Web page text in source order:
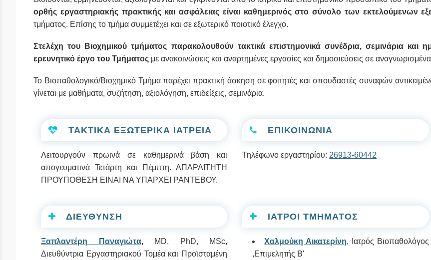
ορθής εργαστηριακής πρακτικής και ασφάλειας είναι καθημερινός στο σύνολο των εκτελούμενων
τμήματος. Επίσης το τμήμα συμμετέχει και σε εξωτερικό ποιοτικό έλεγχο.
Στελέχη του Βιοχημικού τμήματος παρακολουθούν τακτικά επιστημονικά συνέδρια, σεμινάρια και
ερευνητικό έργο του Τμήματος με ανακοινώσεις και αναρτημένες εργασίες και δημοσιεύσεις σε
Το Βιοπαθολογικό/Βιοχημικό Τμήμα παρέχει πρακτική άσκηση σε φοιτητές και σπουδαστές συναφών
γίνεται με μαθήματα, συζήτηση, αξιολόγηση, επιδείξεις, σεμινάρια.
ΤΑΚΤΙΚΑ ΕΞΩΤΕΡΙΚΑ ΙΑΤΡΕΙΑ
Λειτουργούν πρωινά σε καθημερινά βάση και
απογευματινά Τετάρτη και Πέμπτη. ΑΠΑΡΑΙΤΗΤΗ
ΠΡΟΥΠΟΘΕΣΗ ΕΙΝΑΙ ΝΑ ΥΠΑΡΧΕΙ ΡΑΝΤΕΒΟΥ.
ΕΠΙΚΟΙΝΩΝΙΑ
Τηλέφωνο εργαστηρίου: 26913-60442
ΔΙΕΥΘΥΝΣΗ
Ξαπλαντέρη Παναγιώτα,MD, PhD, MSc,
Διευθύντρια Εργαστηριακού Τομέα και Προϊσταμένη
ΙΑΤΡΟΙ ΤΜΗΜΑΤΟΣ
Χαλμούκη Αικατερίνη, Ιατρός Βιοπαθολόγος
,Επιμελητής Β'